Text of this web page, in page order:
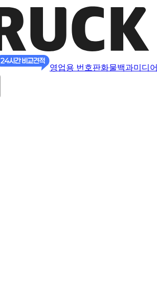
영업용 번호판화물백과미디어